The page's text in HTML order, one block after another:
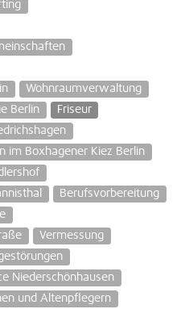
Wohnraumverwaltung
Berlin
Friseur
im Boxhagener Kiez Berlin
Berufsvorbereitung
Vermessung
Niederschönhausen
und Altenpflegern